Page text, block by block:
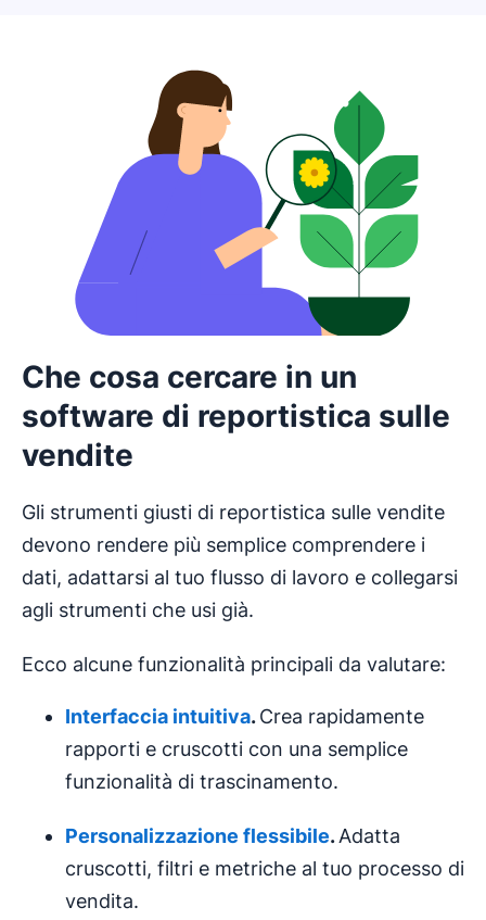
Che cosa cercare in un
software di reportistica sulle
vendite
Gli strumenti giusti di reportistica sulle vendite
devono rendere più semplice comprendere i
dati, adattarsi al tuo flusso di lavoro e collegarsi
agli strumenti che usi già.
Ecco alcune funzionalità principali da valutare:
Interfaccia intuitiva.Crea rapidamente
rapporti e cruscotti con una semplice
funzionalità di trascinamento.
Personalizzazione flessibile.Adatta
cruscotti, filtri e metriche al tuo processo di
vendita.